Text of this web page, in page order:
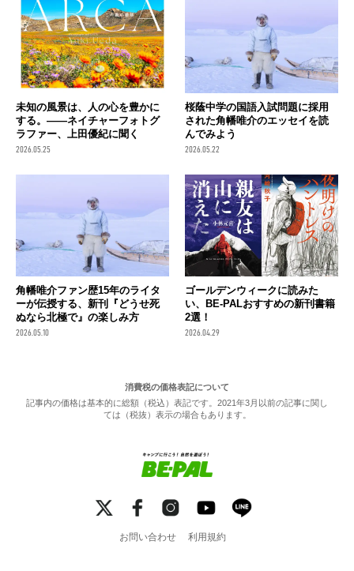
未知の風景は、人の心を豊かに
する。――ネイチャーフォトグ
ラファー、上田優紀に聞く
2026.05.25
桜蔭中学の国語入試問題に採用
された角幡唯介のエッセイを読
んでみよう
2026.05.22
角幡唯介ファン歴15年のライタ
ーが伝授する、新刊『どうせ死
ぬなら北極で』の楽しみ方
2026.05.10
ゴールデンウィークに読みた
い、BE-PALおすすめの新刊書籍
2選！
2026.04.29
消費税の価格表記について
記事内の価格は基本的に総額（税込）表記です。2021年3月以前の記事に関し
ては（税抜）表示の場合もあります。
お問い合わせ 利用規約